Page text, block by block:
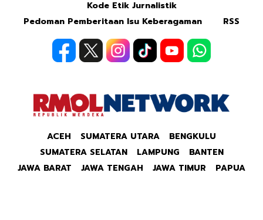
Kode Etik Jurnalistik
Pedoman Pemberitaan Isu Keberagaman
RSS
ACEH SUMATERA UTARA
BENGKULU
SUMATERA SELATAN
LAMPUNG
BANTEN
JAWA BARAT
JAWA TENGAH JAWA TIMUR PAPUA